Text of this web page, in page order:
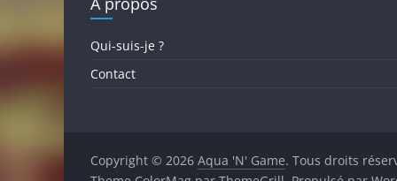
Qui-suis-je ?
Contact
Copyright © 2026 Aqua 'N' Game. Tous droits